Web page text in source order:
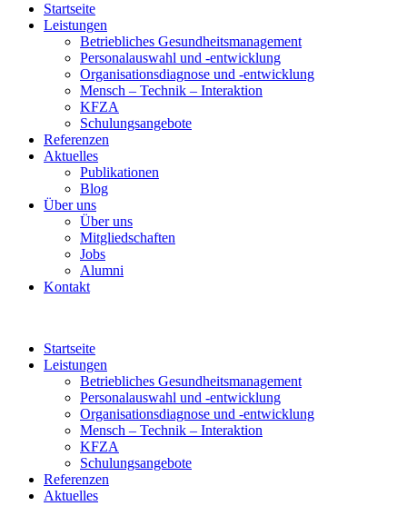
Startseite
Leistungen
Betriebliches Gesundheitsmanagement
Personalauswahl und -entwicklung
Organisationsdiagnose und -entwicklung
Mensch – Technik – Interaktion
KFZA
Schulungsangebote
Referenzen
Aktuelles
Publikationen
Blog
Über uns
Über uns
Mitgliedschaften
Jobs
Alumni
Kontakt
Startseite
Leistungen
Betriebliches Gesundheitsmanagement
Personalauswahl und -entwicklung
Organisationsdiagnose und -entwicklung
Mensch – Technik – Interaktion
KFZA
Schulungsangebote
Referenzen
Aktuelles